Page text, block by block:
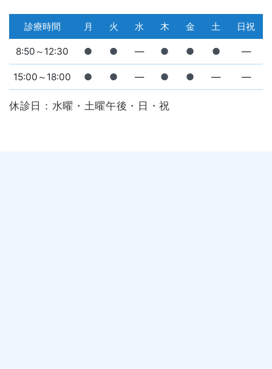
診療時間 月 火 水 木 金 土 日祝
8:50～12:30 ● ● ― ● ● ● ―
15:00～18:00 ● ● ― ● ● ― ―
休診日：水曜・土曜午後・日・祝